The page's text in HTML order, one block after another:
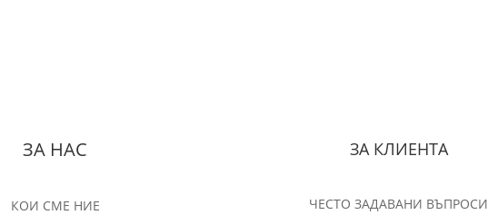
ЗА НАС
КОИ СМЕ НИЕ
ЗА КЛИЕНТА
ЧЕСТО ЗАДАВАНИ ВЪПРОСИ